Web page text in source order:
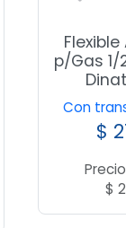
p/Gas 1/
Con
$
$